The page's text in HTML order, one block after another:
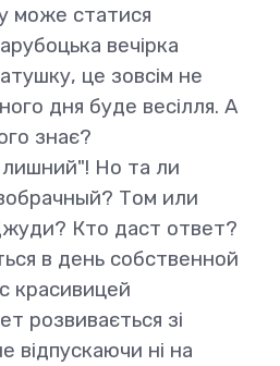
може статися
вечірка
це зовсім не
дня буде весілля. А
знає?
лишний"! Но та ли
Том или
Кто даст ответ?
в день собственной
красивицей
розвивається зі
відпускаючи ні на